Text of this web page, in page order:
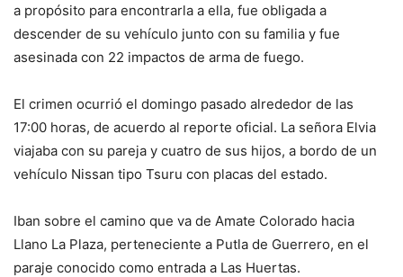
a propósito para encontrarla a ella, fue obligada a
descender de su vehículo junto con su familia y fue
asesinada con 22 impactos de arma de fuego.
El crimen ocurrió el domingo pasado alrededor de las
17:00 horas, de acuerdo al reporte oficial. La señora Elvia
viajaba con su pareja y cuatro de sus hijos, a bordo de un
vehículo Nissan tipo Tsuru con placas del estado.
Iban sobre el camino que va de Amate Colorado hacia
Llano La Plaza, perteneciente a Putla de Guerrero, en el
paraje conocido como entrada a Las Huertas.